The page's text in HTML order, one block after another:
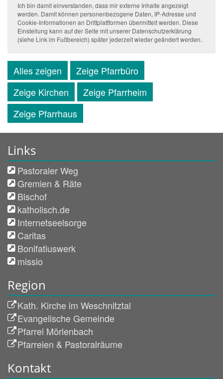
Ich bin damit einverstanden, dass mir externe Inhalte angezeigt
werden. Damit können personenbezogene Daten, IP-Adresse und
Cookie-Informationen an Drittplattformen übermittelt werden. Diese
Einstellung kann auf der Seite mit unserer Datenschutzerklärung
(siehe Link im Fußbereich) später jederzeit wieder geändert werden.
Alles zeigen
Zeige Pfarrbüro
Zeige Kirchen
Zeige Pfarrheim
Zeige Pfarrhaus
Links
Pastoraler Weg
Gremien & Räte
Bischof
katholisch.de
Internetseelsorge
Caritas
Bonifatiuswerk
missio
Region
Kath. Kirche im Weschnitztal
Evangelische Gemeinde
Pfarrei Mörlenbach
Pfarreien & Pastoralräume
Kontakt